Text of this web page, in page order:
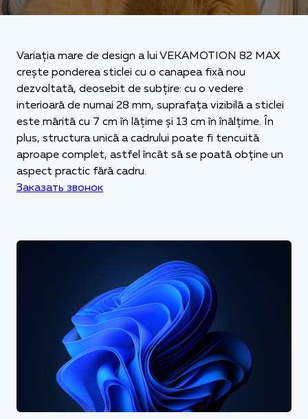
Variația mare de design a lui VEKAMOTION 82 MAX
crește ponderea sticlei cu o canapea fixă nou
dezvoltată, deosebit de subțire: cu o vedere
interioară de numai 28 mm, suprafața vizibilă a sticlei
este mărită cu 7 cm în lățime și 13 cm în înălțime. În
plus, structura unică a cadrului poate fi tencuită
aproape complet, astfel încât să se poată obține un
aspect practic fără cadru.
Заказать звонок